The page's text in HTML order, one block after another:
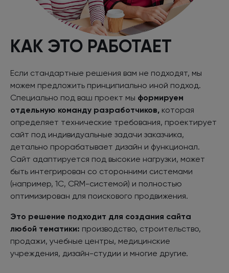
КАК ЭТО РАБОТАЕТ
Если стандартные решения вам не подходят, мы
можем предложить принципиально иной подход.
Специально под ваш проект мы формируем
отдельную команду разработчиков, которая
определяет технические требования, проектирует
сайт под индивидуальные задачи заказчика,
детально прорабатывает дизайн и функционал.
Сайт адаптируется под высокие нагрузки, может
быть интегрирован со сторонними системами
(например, 1С, CRM-системой) и полностью
оптимизирован для поискового продвижения.
Это решение подходит для создания сайта
любой тематики: производство, строительство,
продажи, учебные центры, медицинские
учреждения, дизайн-студии и многие другие.